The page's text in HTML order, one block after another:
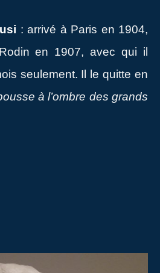
: arrivé à Paris en 1904,
en 1907, avec qui il
seulement. Il le quitte en
à l’ombre des grands